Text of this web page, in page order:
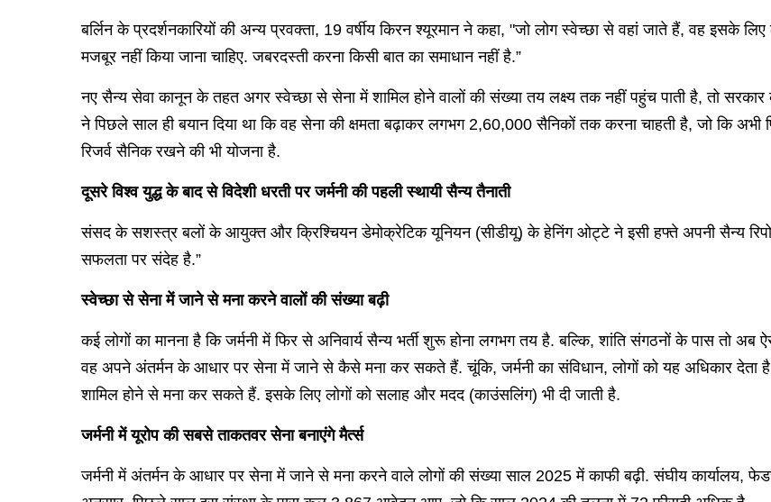
बर्लिन के प्रदर्शनकारियों की अन्य प्रवक्ता, 19 वर्षीय किरन श्यूरमान ने कहा, "जो लोग स्वेच्छा से वहां जाते हैं, वह इसके
मजबूर नहीं किया जाना चाहिए. जबरदस्ती करना किसी बात का समाधान नहीं है.”
नए सैन्य सेवा कानून के तहत अगर स्वेच्छा से सेना में शामिल होने वालों की संख्या तय लक्ष्य तक नहीं पहुंच पाती है, तो सरकार
ने पिछले साल ही बयान दिया था कि वह सेना की क्षमता बढ़ाकर लगभग 2,60,000 सैनिकों तक करना चाहती है, जो कि
रिजर्व सैनिक रखने की भी योजना है.
दूसरे विश्व युद्ध के बाद से विदेशी धरती पर जर्मनी की पहली स्थायी सैन्य तैनाती
संसद के सशस्त्र बलों के आयुक्त और क्रिश्चियन डेमोक्रेटिक यूनियन (सीडीयू) के हेनिंग ओट्टे ने इसी हफ्ते अपनी सैन्य
सफलता पर संदेह है.”
स्वेच्छा से सेना में जाने से मना करने वालों की संख्या बढ़ी
कई लोगों का मानना है कि जर्मनी में फिर से अनिवार्य सैन्य भर्ती शुरू होना लगभग तय है. बल्कि, शांति संगठनों के पास तो अब
वह अपने अंतर्मन के आधार पर सेना में जाने से कैसे मना कर सकते हैं. चूंकि, जर्मनी का संविधान, लोगों को यह अधिकार देता है
शामिल होने से मना कर सकते हैं. इसके लिए लोगों को सलाह और मदद (काउंसलिंग) भी दी जाती है.
जर्मनी में यूरोप की सबसे ताकतवर सेना बनाएंगे मैर्त्स
जर्मनी में अंतर्मन के आधार पर सेना में जाने से मना करने वाले लोगों की संख्या साल 2025 में काफी बढ़ी. संघीय